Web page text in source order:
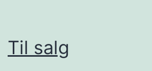
Til salg